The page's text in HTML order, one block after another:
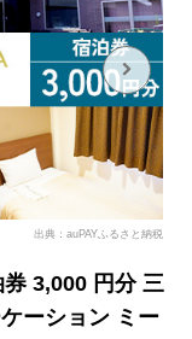
出典：auPAYふるさと納税
3,000 円分 三
ーション ミー